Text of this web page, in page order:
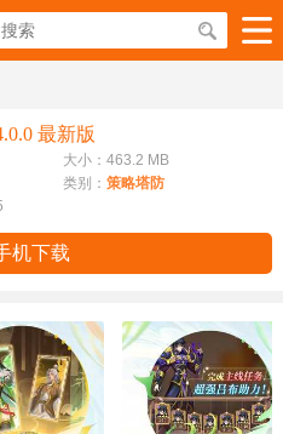
最新版
大小：463.2 MB
类别： 策略塔防
机下载